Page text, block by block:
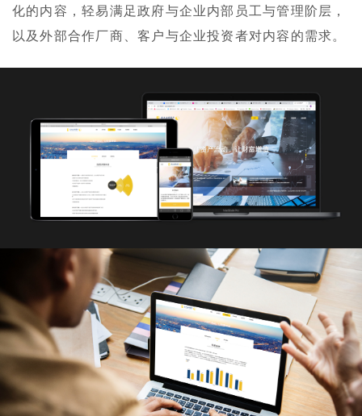
化的内容，轻易满足政府与企业内部员工与管理阶层，
以及外部合作厂商、客户与企业投资者对内容的需求。